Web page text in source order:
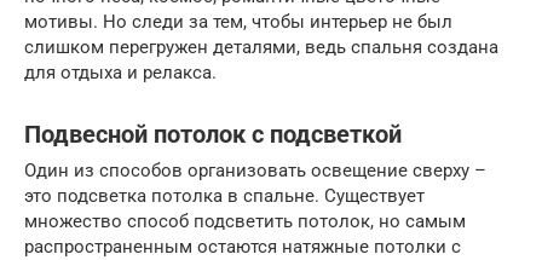
мотивы. Но следи за тем, чтобы интерьер не был
слишком перегружен деталями, ведь спальня создана
для отдыха и релакса.
Подвесной потолок с подсветкой
Один из способов организовать освещение сверху –
это подсветка потолка в спальне. Существует
множество способ подсветить потолок, но самым
распространенным остаются натяжные потолки с